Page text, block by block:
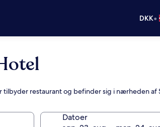
DKK•
restaurant og befinder sig i nærheden af
Datoer